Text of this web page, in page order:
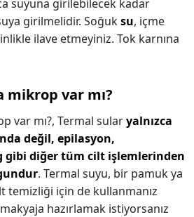
suyuna girilebilecek kadar
girilmelidir. Soğuksu, içme
ilave etmeyiniz. Tok karnına
mikrop var mı?
var mı?, Termal sularyalnızca
değil, epilasyon,
gibi diğer tüm cilt işlemlerinden
. Termal suyu, bir pamuk ya
temizliği için de kullanmanız
hazırlamak istiyorsanız